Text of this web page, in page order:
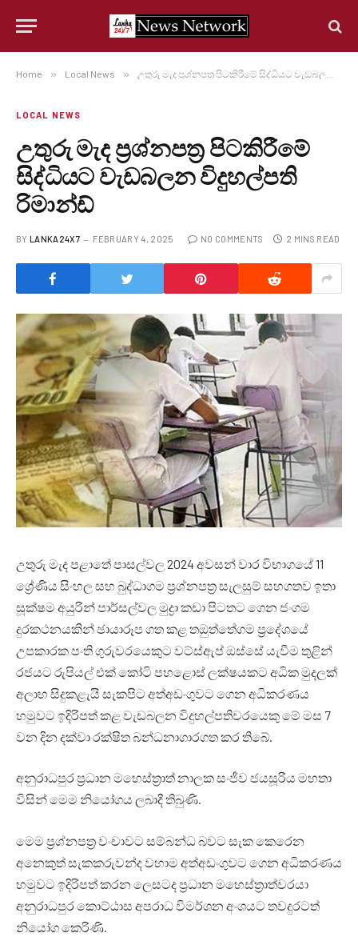
Home » Local News » උතුරු මැද ප්‍රශ්නපත්‍ර පිටකිරීමේ සිද්ධියට වැඩබලන විදුහල්පති රිමාන්ඩ්
LOCAL NEWS
උතුරු මැද ප්‍රශ්නපත්‍ර පිටකිරීමේ
සිද්ධියට වැඩබලන විදුහල්පති
රිමාන්ඩ්
BY LANKA24X7 FEBRUARY 4, 2025 NO COMMENTS 2 MINS READ
උතුරු මැද පළාතේ පාසල්වල 2024 අවසන් වාර විභාගයේ 11
ශ්‍රේණිය සිංහල සහ බුද්ධාගම ප්‍රශ්නපත්‍ර සැලසුම් සහගතව ඉතා
සූක්ෂම අයුරින් පාර්සල්වල මුද්‍රා කඩා පිටතට ගෙන ජංගම
දුරකථනයකින් ඡායාරූප ගත කළ තඔුත්තේගම ප්‍රදේශයේ
උපකාරක පංති ගුරුවරයෙකුට වට්ස්ඇප් ඔස්සේ යැවීම තුළින්
රජයට රුපියල් එක් කෝටි පහළොස් ලක්ෂයකට අධික මුදලක්
අලාභ සිදුකළැයි සැකපිට අත්අඩංගුවට ගෙන අධිකරණය
හමුවට ඉදිරිපත් කළ වැඩබලන විදුහල්පතිවරයෙකු මේ මස 7
වන දින දක්වා රක්ෂිත බන්ධනාගාරගත කර තිබේ.
අනුරාධපුර ප්‍රධාන මහෙස්ත්‍රාත් නාලක සංජීව ජයසූරිය මහතා
විසින් මෙම නියෝගය ලබාදී තිබුණි.
මෙම ප්‍රශ්නපත්‍ර වංචාවට සම්බන්ධ බවට සැක කෙරෙන
අනෙකුත් සැකකරුවන්ද වහාම අත්අඩංගුවට ගෙන අධිකරණය
හමුවට ඉදිරිපත් කරන ලෙසටද ප්‍රධාන මහෙස්ත්‍රාත්වරයා
අනුරාධපුර කොට්ඨාස අපරාධ විමර්ශන අංශයට තවදුරටත්
නියෝග කෙරිණි.